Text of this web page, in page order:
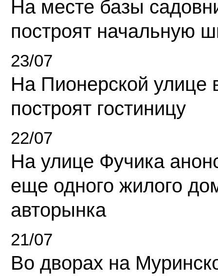
На месте базы
построят начальную
23/07
На Пионерской улице
построят гостиницу
22/07
На улице Фучика
еще одного жилого
авторынка
21/07
Во дворах на